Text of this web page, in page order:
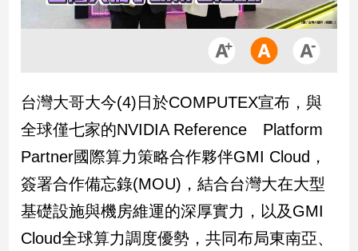
治
焦
點
品
觀
民
台灣大哥大今(4)日於COMPUTEX宣布，與
全球僅七家的NVIDIA Reference Platform
Partner國際算力策略合作夥伴GMI Cloud，
簽署合作備忘錄(MOU)，結合台灣大在大型
基礎設施與機房維運的深厚實力，以及GMI
Cloud全球算力調度優勢，共同布局東南亞、